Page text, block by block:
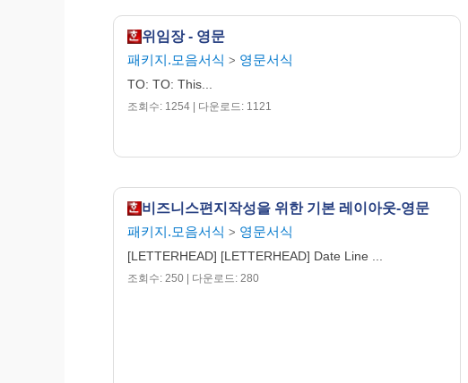
위임장 - 영문
패키지.모음서식 > 영문서식
TO: TO: This...
조회수: 1254 | 다운로드: 1121
비즈니스편지작성을 위한 기본 레이아웃-영문
패키지.모음서식 > 영문서식
[LETTERHEAD] [LETTERHEAD] Date Line ...
조회수: 250 | 다운로드: 280